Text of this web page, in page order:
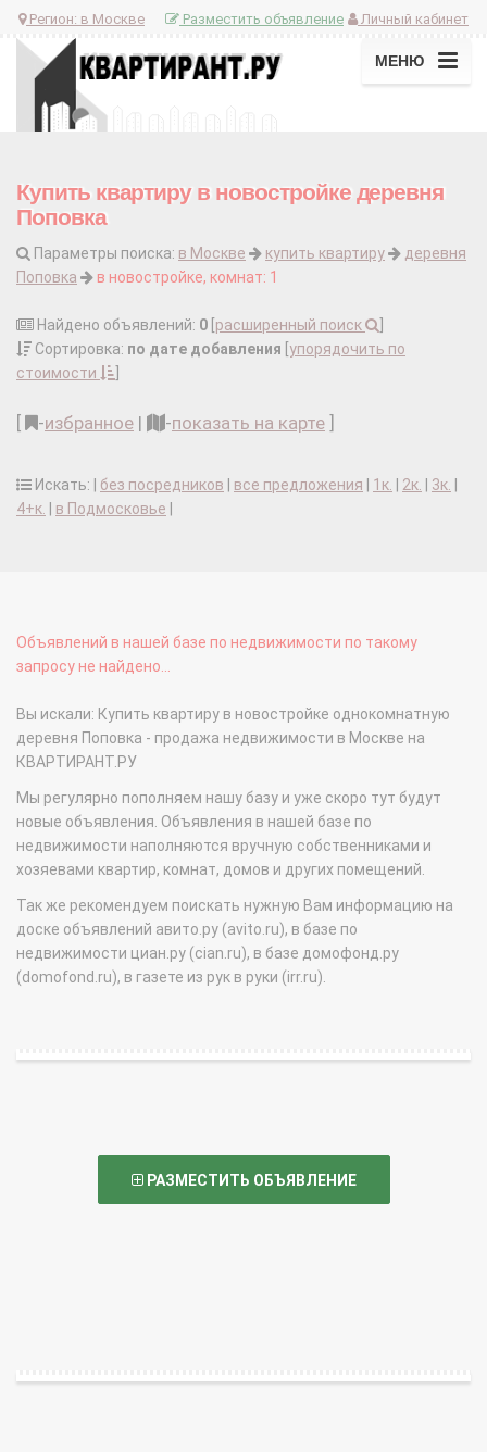
Регион: в Москве Личный кабинет
Разместить объявление
МЕНЮ
Купить квартиру в новостройке деревня
Поповка
Параметры поиска: в Москве купить квартиру
деревня
Поповка
в новостройке, комнат: 1
Найдено объявлений: 0 расширенный поиск
Сортировка: по дате добавления упорядочить по
стоимости
-избранное | -показать на карте
Искать: | без посредников все предложения 1к. 2к. 3к.
4+к.
в Подмосковье
Объявлений в нашей базе по недвижимости по такому
запросу не найдено...
Вы искали: Купить квартиру в новостройке однокомнатную
деревня Поповка - продажа недвижимости в Москве на
КВАРТИРАНТ.РУ
Мы регулярно пополняем нашу базу и уже скоро тут будут
новые объявления. Объявления в нашей базе по
недвижимости наполняются вручную собственниками и
хозяевами квартир, комнат, домов и других помещений.
Так же рекомендуем поискать нужную Вам информацию на
доске объявлений авито.ру (avito.ru), в базе по
недвижимости циан.ру (cian.ru), в базе домофонд.ру
(domofond.ru), в газете из рук в руки (irr.ru).
РАЗМЕСТИТЬ ОБЪЯВЛЕНИЕ